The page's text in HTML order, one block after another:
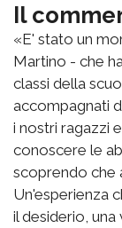
Il
«E' stato un
Martino - che
classi della
accompagnati
i nostri ragazzi
conoscere le
scoprendo che
Un'esperienza
il desiderio,